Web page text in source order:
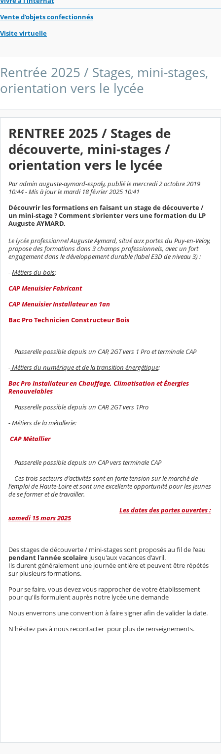
Vente d'objets confectionnés
Visite virtuelle
Rentrée 2025 / Stages, mini-stages,
orientation vers le lycée
RENTREE 2025 / Stages de
découverte, mini-stages /
orientation vers le lycée
Par admin auguste-aymard-espaly, publié le mercredi 2 octobre 2019
10:44 - Mis à jour le mardi 18 février 2025 10:41
Découvrir les formations en faisant un stage de découverte /
un mini-stage ? Comment s'orienter vers une formation du LP
Auguste AYMARD,
Le lycée professionnel Auguste Aymard, situé aux portes du Puy-en-Velay,
propose des formations dans 3 champs professionnels, avec un fort
engagement dans le développement durable (label E3D de niveau 3) :
-Métiers du bois:
CAP Menuisier Fabricant
CAP Menuisier Installateur en 1an
Bac Pro Technicien Constructeur Bois
Passerelle possible depuis un CAP, 2GT vers 1 Pro et terminale CAP
-Métiers du numérique et de la transition énergétique:
Bac Pro Installateur en Chauffage, Climatisation et Énergies
Renouvelables
Passerelle possible depuis un CAP, 2GT vers 1Pro
-Métiers de la métallerie:
CAP Métallier
Passerelle possible depuis un CAP vers terminale CAP
Ces trois secteurs d'activités sont en forte tension sur le marché de
l'emploi de Haute-Loire et sont une excellente opportunité pour les jeunes
de se former et de travailler.
Les dates des portes ouvertes :
samedi 15 mars 2025
Des stages de découverte / mini-stages sont proposés au fil de l'eau
pendant l'année scolaire jusqu'aux vacances d'avril.
Ils durent généralement une journée entière et peuvent être répétés
sur plusieurs formations.
Pour se faire, vous devez vous rapprocher de votre établissement
pour qu'ils formulent auprès notre lycée une demande
Nous enverrons une convention à faire signer afin de valider la date.
N'hésitez pas à nous recontacter pour plus de renseignements.